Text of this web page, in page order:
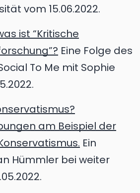
vom 15.06.2022.
ist “Kritische
Eine Folge des
To Me mit Sophie
am Beispiel der
Ein
Hümmler bei weiter